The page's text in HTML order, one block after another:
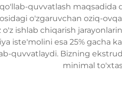
quvvatlash
o'zgaruvchan oziq-
o'z ishlab chiqarish
iste'molini esa 25% gacha
quvvatlaydi. Bizning
minimal